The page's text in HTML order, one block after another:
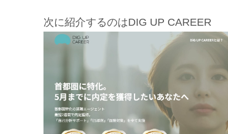
次に紹介するのはDIG UP CAREER